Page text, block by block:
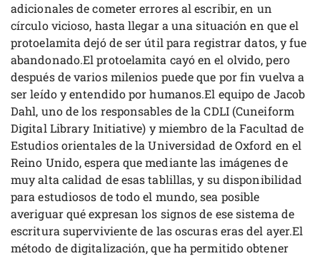
adicionales de cometer errores al escribir, en un
círculo vicioso, hasta llegar a una situación en que el
protoelamita dejó de ser útil para registrar datos, y fue
abandonado.El protoelamita cayó en el olvido, pero
después de varios milenios puede que por fin vuelva a
ser leído y entendido por humanos.El equipo de Jacob
Dahl, uno de los responsables de la CDLI (Cuneiform
Digital Library Initiative) y miembro de la Facultad de
Estudios orientales de la Universidad de Oxford en el
Reino Unido, espera que mediante las imágenes de
muy alta calidad de esas tablillas, y su disponibilidad
para estudiosos de todo el mundo, sea posible
averiguar qué expresan los signos de ese sistema de
escritura superviviente de las oscuras eras del ayer.El
método de digitalización, que ha permitido obtener